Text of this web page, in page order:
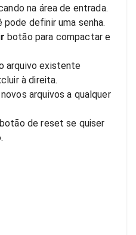
na área de entrada.
definir uma senha.
botão para compactar e
arquivo existente
à direita.
arquivos a qualquer
de reset se quiser